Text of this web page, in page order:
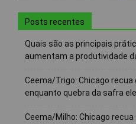
Posts recentes
Quais são as principais
aumentam a produtividade
Ceema/Trigo: Chicago recua
enquanto quebra da safra
Ceema/Milho: Chicago